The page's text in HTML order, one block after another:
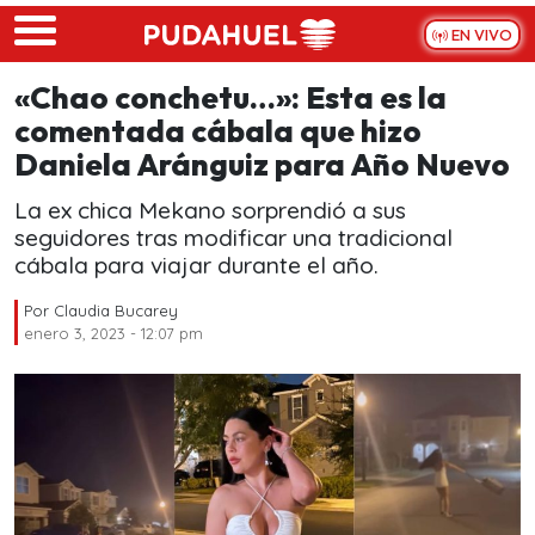
Skip to main content
EN VIVO
«Chao conchetu…»: Esta es la
comentada cábala que hizo
Daniela Aránguiz para Año Nuevo
La ex chica Mekano sorprendió a sus
seguidores tras modificar una tradicional
cábala para viajar durante el año.
Por Claudia Bucarey
enero 3, 2023 - 12:07 pm